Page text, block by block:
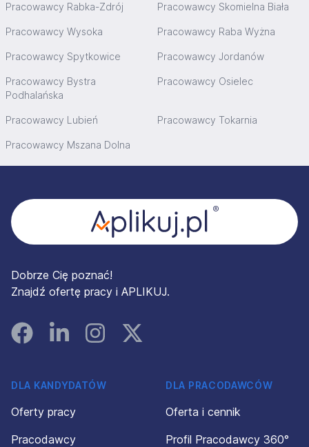
Pracowawcy Rabka-Zdrój Pracowawcy Skomielna Biała
Pracowawcy Wysoka Pracowawcy Raba Wyżna
Pracowawcy Spytkowice Pracowawcy Jordanów
Pracowawcy Bystra
Podhalańska
Pracowawcy Osielec
Pracowawcy Lubień Pracowawcy Tokarnia
Pracowawcy Mszana Dolna
Dobrze Cię poznać!
Znajdź ofertę pracy i APLIKUJ.
FacebookLinked InInstagramInstagram
DLA KANDYDATÓW
Oferty pracy
Pracodawcy
DLA PRACODAWCÓW
Oferta i cennik
Profil Pracodawcy 360°